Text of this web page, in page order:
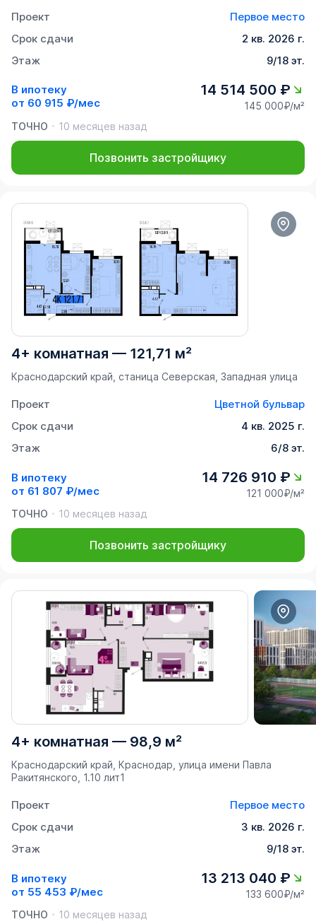
Проект
Первое место
Срок сдачи
2 кв. 2026 г.
Этаж
9/18 эт.
В ипотеку
от 60 915 ₽/мес
14 514 500 ₽
145 000₽/м²
ТОЧНО
10 месяцев назад
Позвонить застройщику
4+ комнатная — 121,71 м²
Краснодарский край, станица Северская, Западная улица
Проект
Цветной бульвар
Срок сдачи
4 кв. 2025 г.
Этаж
6/8 эт.
В ипотеку
от 61 807 ₽/мес
14 726 910 ₽
121 000₽/м²
ТОЧНО
10 месяцев назад
Позвонить застройщику
4+ комнатная — 98,9 м²
Краснодарский край, Краснодар, улица имени Павла
Ракитянского, 1.10 лит1
Проект
Первое место
Срок сдачи
3 кв. 2026 г.
Этаж
9/18 эт.
В ипотеку
от 55 453 ₽/мес
13 213 040 ₽
133 600₽/м²
ТОЧНО
10 месяцев назад